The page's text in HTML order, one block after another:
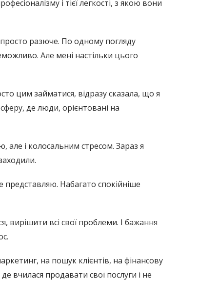
і тієї легкості, з якою вони
разюче. По одному погляду
Але мені настільки цього
цим займатися, відразу сказала, що я
де люди, орієнтовані на
і колосальним стресом. Зараз я
Набагато спокійніше
вирішити всі свої проблеми. І бажання
на пошук клієнтів, на фінансову
вчилася продавати свої послуги і не